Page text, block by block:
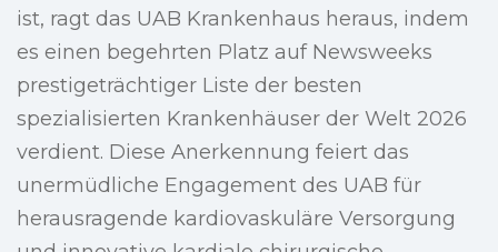
ist, ragt das UAB Krankenhaus heraus, indem
es einen begehrten Platz auf Newsweeks
prestigeträchtiger Liste der besten
spezialisierten Krankenhäuser der Welt 2026
verdient. Diese Anerkennung feiert das
unermüdliche Engagement des UAB für
herausragende kardiovaskuläre Versorgung